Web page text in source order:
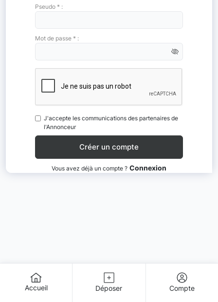
Pseudo * :
Mot de passe * :
J'accepte les communications des partenaires de
l'Annonceur
Vous avez déjà un compte ? Connexion
Accueil Déposer Compte